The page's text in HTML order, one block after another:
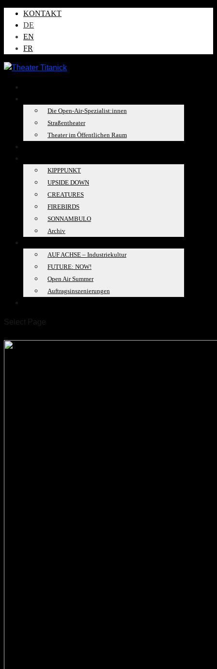
KONTAKT
DE
EN
FR
Die Open-Air-Spezialist:innen
Straßentheater
Theater im Öffentlichen Raum
KIPPPUNKT
UPSIDE DOWN
CREATURES
FIREBIRDS
SONNAMBULO
Archiv
AUF ACHSE – Industriekultur
FUTURE: NOW!
Open Air Summer
Auftragsinszenierungen
Select Page